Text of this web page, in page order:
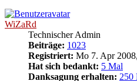
WiZaRd
Technischer Admin
Beiträge: 1023
Registriert: Mo 7. Apr
Hat sich bedankt: 5 Mal
Danksagung erhalten: 250